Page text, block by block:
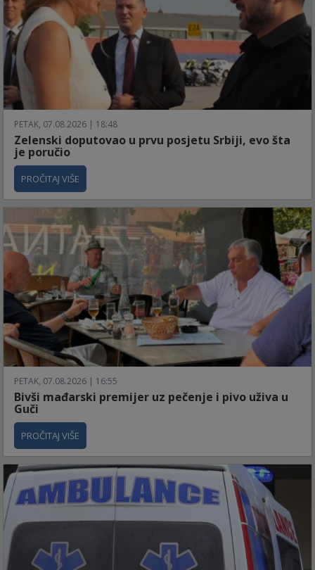
PETAK, 07.08.2026 | 18:48
Zelenski doputovao u prvu posjetu Srbiji, evo šta
je poručio
PROČITAJ VIŠE
PETAK, 07.08.2026 | 16:55
Bivši mađarski premijer uz pečenje i pivo uživa u
Guči
PROČITAJ VIŠE